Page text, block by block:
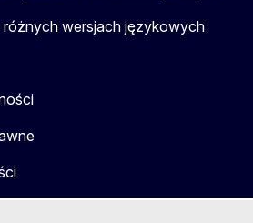
wersjach językowych